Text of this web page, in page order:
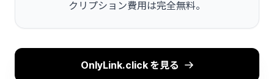
クリプション費用は完全無料。
OnlyLink.click を見る